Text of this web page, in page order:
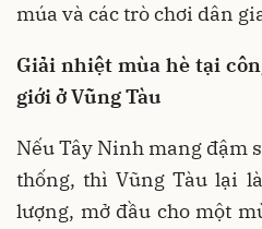
múa và các trò chơi dân
Giải nhiệt mùa hè tại
giới ở Vũng Tàu
Nếu Tây Ninh mang đậm
thống, thì Vũng Tàu lại
lượng, mở đầu cho một